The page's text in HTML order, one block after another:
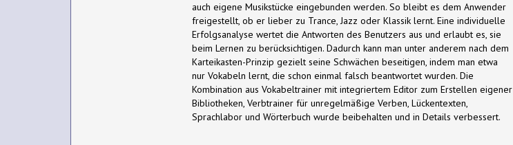
auch eigene Musikstücke eingebunden werden. So bleibt es dem Anwender
freigestellt, ob er lieber zu Trance, Jazz oder Klassik lernt. Eine individuelle
Erfolgsanalyse wertet die Antworten des Benutzers aus und erlaubt es, sie
beim Lernen zu berücksichtigen. Dadurch kann man unter anderem nach dem
Karteikasten-Prinzip gezielt seine Schwächen beseitigen, indem man etwa
nur Vokabeln lernt, die schon einmal falsch beantwortet wurden. Die
Kombination aus Vokabeltrainer mit integriertem Editor zum Erstellen eigener
Bibliotheken, Verbtrainer für unregelmäßige Verben, Lückentexten,
Sprachlabor und Wörterbuch wurde beibehalten und in Details verbessert.